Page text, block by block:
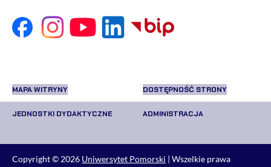
MAPA WITRYNY DOSTĘPNOŚĆ STRONY
JEDNOSTKI DYDAKTYCZNE ADMINISTRACJA
Copyright © 2026 Uniwersytet Pomorski | Wszelkie prawa